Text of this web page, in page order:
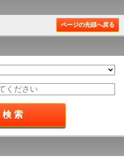
ページの先頭へ戻る